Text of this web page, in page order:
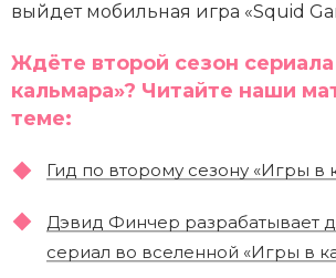
выйдет мобильная игра «Squid
Ждёте второй сезон сериала
кальмара»? Читайте наши
теме:
Гид по второму сезону «Игры в
Дэвид Финчер разрабатывает
сериал во вселенной «Игры в